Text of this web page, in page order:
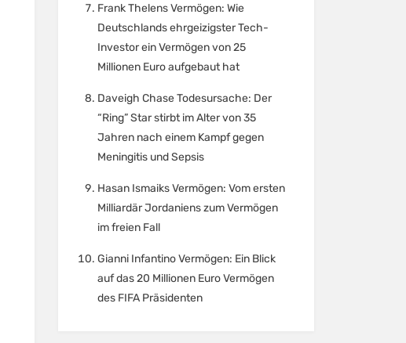
Frank Thelens Vermögen: Wie
Deutschlands ehrgeizigster Tech-
Investor ein Vermögen von 25
Millionen Euro aufgebaut hat
Daveigh Chase Todesursache: Der
“Ring” Star stirbt im Alter von 35
Jahren nach einem Kampf gegen
Meningitis und Sepsis
Hasan Ismaiks Vermögen: Vom ersten
Milliardär Jordaniens zum Vermögen
im freien Fall
Gianni Infantino Vermögen: Ein Blick
auf das 20 Millionen Euro Vermögen
des FIFA Präsidenten